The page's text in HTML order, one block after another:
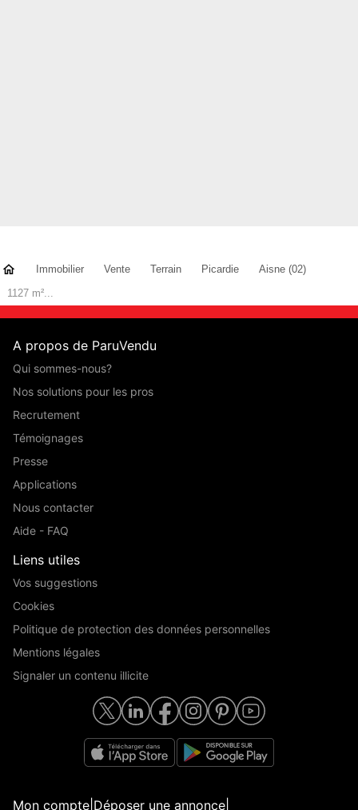
Immobilier Vente Terrain Picardie
Aisne (02)
1127 m²...
A propos de ParuVendu
Qui sommes-nous?
Nos solutions pour les pros
Recrutement
Témoignages
Presse
Applications
Nous contacter
Aide - FAQ
Liens utiles
Vos suggestions
Cookies
Politique de protection des données personnelles
Mentions légales
Signaler un contenu illicite
Mon compte Déposer une annonce